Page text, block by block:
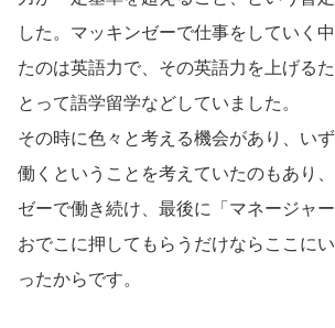
した。マッキンゼーで仕事をしていく
たのは英語力で、その英語力を上げる
とって語学留学などしていました。
その時に色々と考える機会があり、い
働くということを考えていたのもあり
ゼーで働き続け、最後に「マネージャ
おでこに押してもらうだけならここに
ったからです。